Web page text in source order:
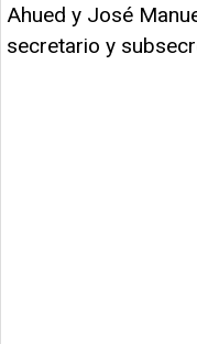
Ahued y José
secretario y